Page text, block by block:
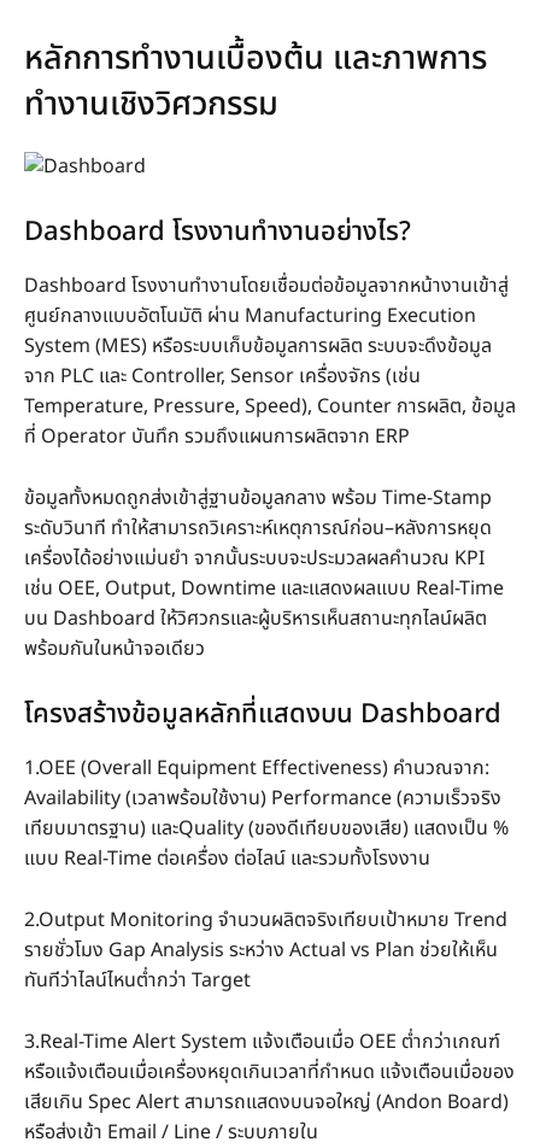
หลักการทำงานเบื้องต้น และภาพการ
ทำงานเชิงวิศวกรรม
Dashboard โรงงานทำงานอย่างไร?
Dashboard โรงงานทำงานโดยเชื่อมต่อข้อมูลจากหน้างานเข้าสู่
ศูนย์กลางแบบอัตโนมัติ ผ่าน Manufacturing Execution
System (MES) หรือระบบเก็บข้อมูลการผลิต ระบบจะดึงข้อมูล
จาก PLC และ Controller, Sensor เครื่องจักร (เช่น
Temperature, Pressure, Speed), Counter การผลิต, ข้อมูล
ที่ Operator บันทึก รวมถึงแผนการผลิตจาก ERP
ข้อมูลทั้งหมดถูกส่งเข้าสู่ฐานข้อมูลกลาง พร้อม Time-Stamp
ระดับวินาที ทำให้สามารถวิเคราะห์เหตุการณ์ก่อน–หลังการหยุด
เครื่องได้อย่างแม่นยำ จากนั้นระบบจะประมวลผลคำนวณ KPI
เช่น OEE, Output, Downtime และแสดงผลแบบ Real-Time
บน Dashboard ให้วิศวกรและผู้บริหารเห็นสถานะทุกไลน์ผลิต
พร้อมกันในหน้าจอเดียว
โครงสร้างข้อมูลหลักที่แสดงบน Dashboard
1.OEE (Overall Equipment Effectiveness) คำนวณจาก:
Availability (เวลาพร้อมใช้งาน) Performance (ความเร็วจริง
เทียบมาตรฐาน) และQuality (ของดีเทียบของเสีย) แสดงเป็น %
แบบ Real-Time ต่อเครื่อง ต่อไลน์ และรวมทั้งโรงงาน
2.Output Monitoring จำนวนผลิตจริงเทียบเป้าหมาย Trend
รายชั่วโมง Gap Analysis ระหว่าง Actual vs Plan ช่วยให้เห็น
ทันทีว่าไลน์ไหนต่ำกว่า Target
3.Real-Time Alert System แจ้งเตือนเมื่อ OEE ต่ำกว่าเกณฑ์
หรือแจ้งเตือนเมื่อเครื่องหยุดเกินเวลาที่กำหนด แจ้งเตือนเมื่อของ
เสียเกิน Spec Alert สามารถแสดงบนจอใหญ่ (Andon Board)
หรือส่งเข้า Email / Line / ระบบภายใน